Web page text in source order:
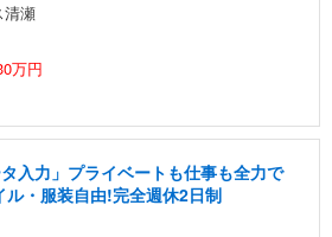
清瀬
万円
入力」プライベートも仕事も全力で
ル・服装自由!完全週休2日制